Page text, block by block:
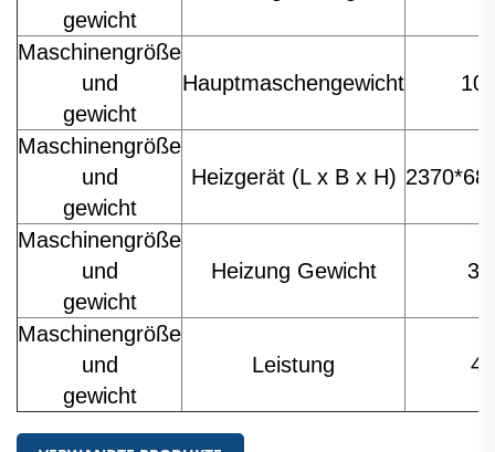
gewicht
Maschinengröße
und
gewicht
Hauptmaschengewicht
Maschinengröße
und
gewicht
Heizgerät (L x B x H)
Maschinengröße
und
gewicht
Heizung Gewicht
Maschinengröße
und
gewicht
Leistung